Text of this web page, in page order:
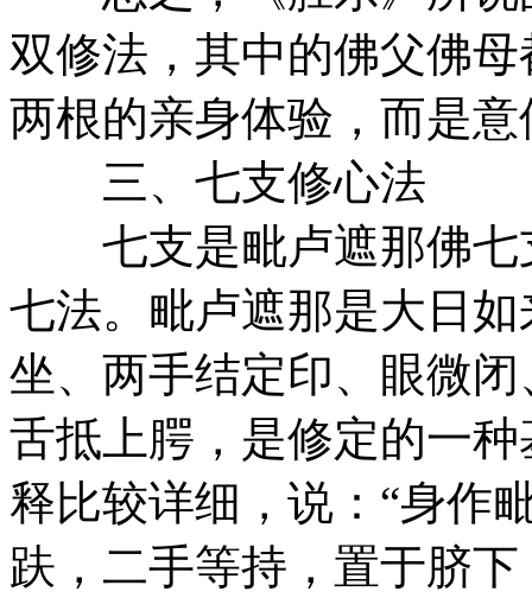
双修法，其中的佛父佛
两根的亲身体验，而是意
三、七支修心法
七支是毗卢遮那佛七
七法。毗卢遮那是大日
坐、两手结定印、眼微
舌抵上腭，是修定的一
释比较详细，说：“身作
趺，二手等持，置于脐